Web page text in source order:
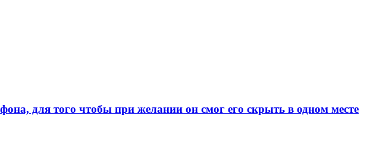
для того чтобы при желании он смог его скрыть в одном месте